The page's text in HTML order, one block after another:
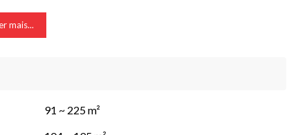
Gobain
mais...
91 ~ 225 m²